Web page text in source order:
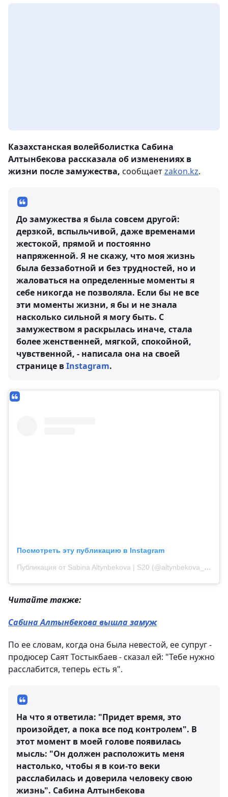
Казахстанская волейболистка Сабина
Алтынбекова рассказала об изменениях в
жизни после замужества, сообщаетzakon.kz.
До замужества я была совсем другой:
дерзкой, вспыльчивой, даже временами
жестокой, прямой и постоянно
напряженной. Я не скажу, что моя жизнь
была беззаботной и без трудностей, но и
жаловаться на определенные моменты я
себе никогда не позволяла. Если бы не все
эти моменты жизни, я бы и не знала
насколько сильной я могу быть. С
замужеством я раскрылась иначе, стала
более женственней, мягкой, спокойной,
чувственной, - написала она на своей
странице вInstagram.
Посмотреть эту публикацию в Instagram
Публикация от Sabina Altynbekova | S20 (@altynbekova_20)
Читайте также:
Сабина Алтынбекова вышла замуж
По ее словам, когда она была невестой, ее супруг -
продюсер Саят Тостыкбаев - сказал ей: "Тебе нужно
расслабится, теперь есть я".
На что я ответила: "Придет время, это
произойдет, а пока все под контролем". В
этот момент в моей голове появилась
мысль: "Он должен расположить меня
настолько, чтобы я в кои-то веки
расслабилась и доверила человеку свою
жизнь". Сабина Алтынбекова